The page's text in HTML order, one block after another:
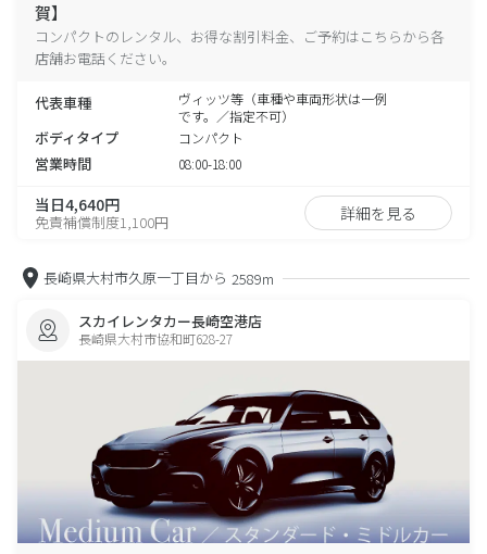
賀】
コンパクトのレンタル、お得な割引料金、ご予約はこちらから各
店舗お電話ください。
代表車種
ヴィッツ等（車種や車両形状は一例
です。／指定不可）
ボディタイプ コンパクト
営業時間 08:00-18:00
当日4,640円
免責補償制度1,100円 詳細を見る
長崎県大村市久原一丁目から 2589m
スカイレンタカー長崎空港店
長崎県大村市協和町628-27